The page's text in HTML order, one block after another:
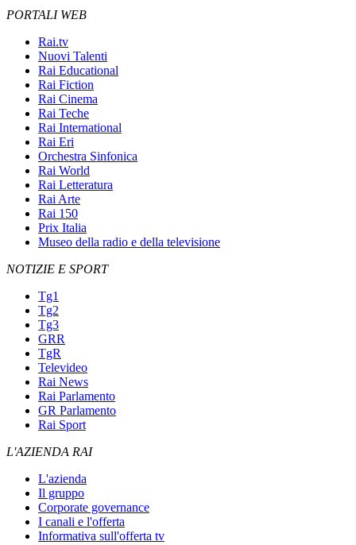
PORTALI WEB
Rai.tv
Nuovi Talenti
Rai Educational
Rai Fiction
Rai Cinema
Rai Teche
Rai International
Rai Eri
Orchestra Sinfonica
Rai World
Rai Letteratura
Rai Arte
Rai 150
Prix Italia
Museo della radio e della televisione
NOTIZIE E SPORT
Tg1
Tg2
Tg3
GRR
TgR
Televideo
Rai News
Rai Parlamento
GR Parlamento
Rai Sport
L'AZIENDA RAI
L'azienda
Il gruppo
Corporate governance
I canali e l'offerta
Informativa sull'offerta tv